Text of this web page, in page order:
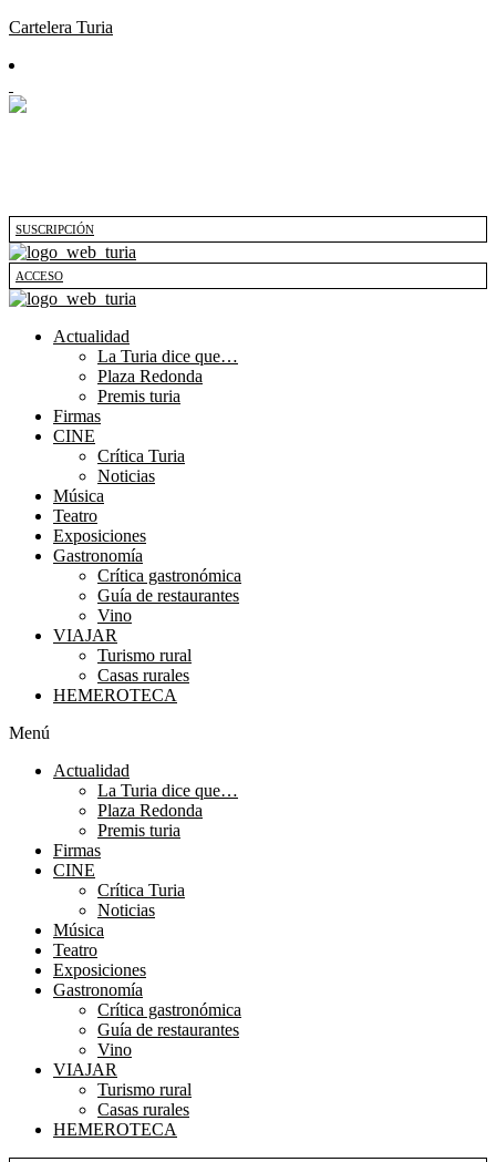
Cartelera Turia
SUSCRIPCIÓN
ACCESO
Actualidad
La Turia dice que…
Plaza Redonda
Premis turia
Firmas
CINE
Crítica Turia
Noticias
Música
Teatro
Exposiciones
Gastronomía
Crítica gastronómica
Guía de restaurantes
Vino
VIAJAR
Turismo rural
Casas rurales
HEMEROTECA
Menú
Actualidad
La Turia dice que…
Plaza Redonda
Premis turia
Firmas
CINE
Crítica Turia
Noticias
Música
Teatro
Exposiciones
Gastronomía
Crítica gastronómica
Guía de restaurantes
Vino
VIAJAR
Turismo rural
Casas rurales
HEMEROTECA